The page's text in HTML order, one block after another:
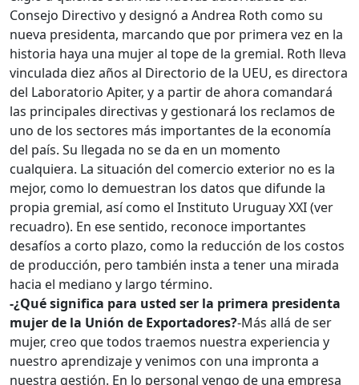
Consejo Directivo y designó a Andrea Roth como su
nueva presidenta, marcando que por primera vez en la
historia haya una mujer al tope de la gremial. Roth lleva
vinculada diez años al Directorio de la UEU, es directora
del Laboratorio Apiter, y a partir de ahora comandará
las principales directivas y gestionará los reclamos de
uno de los sectores más importantes de la economía
del país. Su llegada no se da en un momento
cualquiera. La situación del comercio exterior no es la
mejor, como lo demuestran los datos que difunde la
propia gremial, así como el Instituto Uruguay XXI (ver
recuadro). En ese sentido, reconoce importantes
desafíos a corto plazo, como la reducción de los costos
de producción, pero también insta a tener una mirada
hacia el mediano y largo término.
-¿Qué significa para usted ser la primera presidenta
mujer de la Unión de Exportadores?-Más allá de ser
mujer, creo que todos traemos nuestra experiencia y
nuestro aprendizaje y venimos con una impronta a
nuestra gestión. En lo personal vengo de una empresa